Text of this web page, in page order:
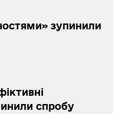
зупинили
спробу